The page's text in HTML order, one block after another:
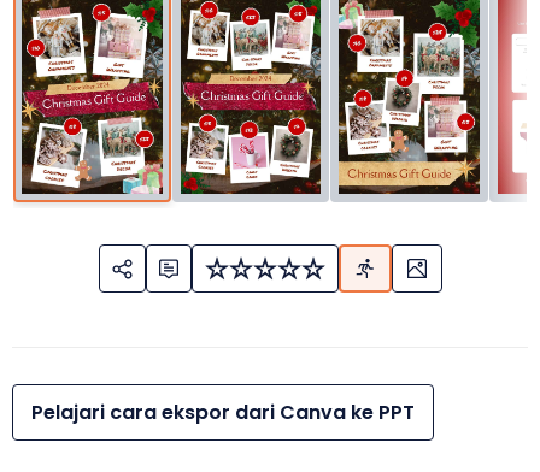
Pelajari cara ekspor dari Canva ke PPT